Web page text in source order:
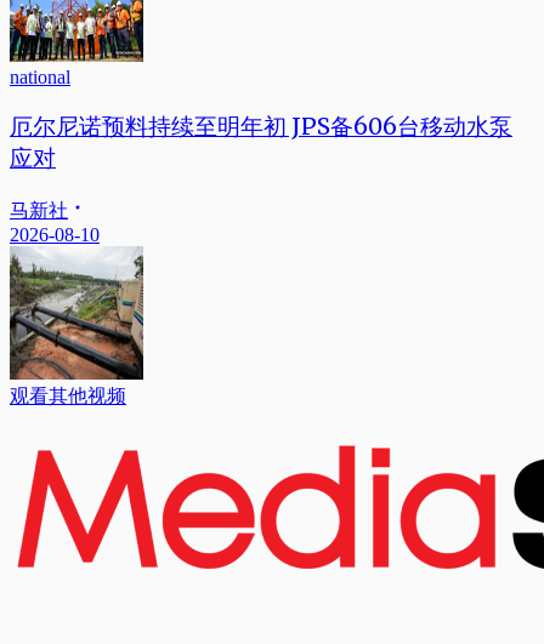
national
厄尔尼诺预料持续至明年初 JPS备606台移动水泵
应对
马新社
2026-08-10
观看其他视频